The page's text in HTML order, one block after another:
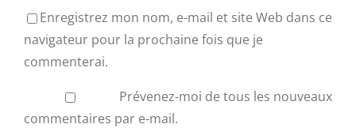
Enregistrez mon nom, e-mail et site Web dans ce
navigateur pour la prochaine fois que je
commenterai.
Prévenez-moi de tous les nouveaux
commentaires par e-mail.